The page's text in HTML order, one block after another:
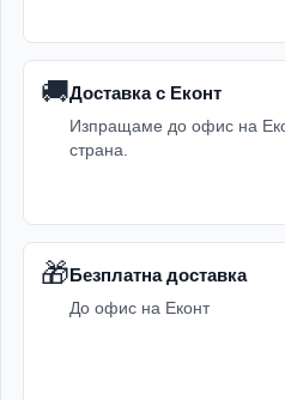
🚚Доставка с Еконт
Изпращаме до офис на
страна.
🎁Безплатна доставка
До офис на Еконт